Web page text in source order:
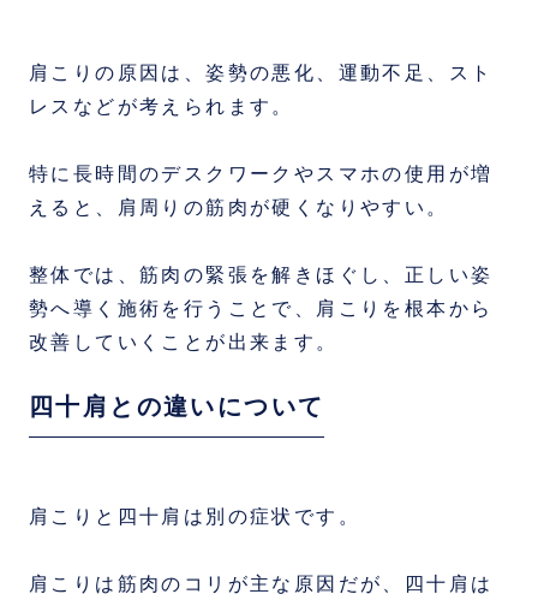
肩こりの原因は、姿勢の悪化、運動不足、スト
レスなどが考えられます。
特に長時間のデスクワークやスマホの使用が増
えると、肩周りの筋肉が硬くなりやすい。
整体では、筋肉の緊張を解きほぐし、正しい姿
勢へ導く施術を行うことで、肩こりを根本から
改善していくことが出来ます。
四十肩との違いについて
肩こりと四十肩は別の症状です。
肩こりは筋肉のコリが主な原因だが、四十肩は